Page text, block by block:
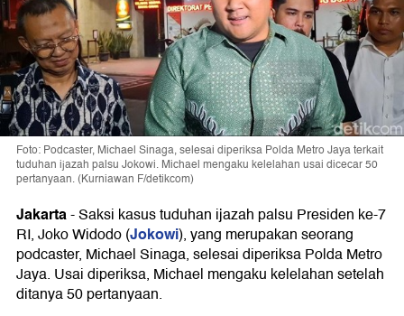
Foto: Podcaster, Michael Sinaga, selesai diperiksa Polda Metro Jaya terkait
tuduhan ijazah palsu Jokowi. Michael mengaku kelelahan usai dicecar 50
pertanyaan. (Kurniawan F/detikcom)
Jakarta-Saksi kasus tuduhan ijazah palsu Presiden ke-7
RI, Joko Widodo (Jokowi), yang merupakan seorang
podcaster, Michael Sinaga, selesai diperiksa Polda Metro
Jaya. Usai diperiksa, Michael mengaku kelelahan setelah
ditanya 50 pertanyaan.